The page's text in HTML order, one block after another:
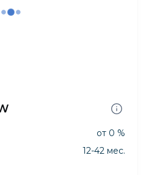
от 0 %
12-42 мес.